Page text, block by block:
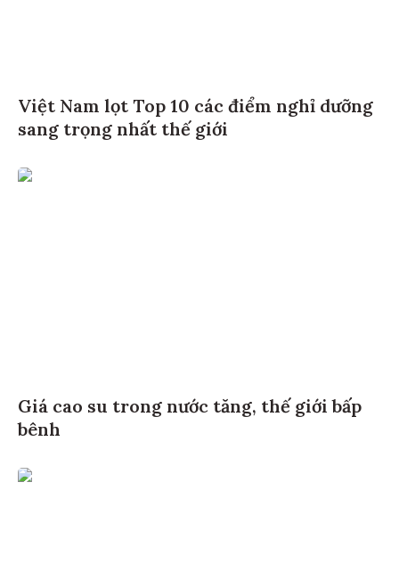
Việt Nam lọt Top 10 các điểm nghỉ dưỡng
sang trọng nhất thế giới
Giá cao su trong nước tăng, thế giới bấp
bênh